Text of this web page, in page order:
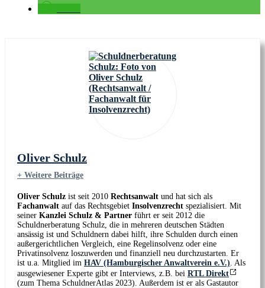
Oliver Schulz
+ Weitere Beiträge
Oliver Schulz ist seit 2010 Rechtsanwalt und hat sich als
Fachanwalt auf das Rechtsgebiet Insolvenzrecht spezialisiert. Mit
seiner Kanzlei Schulz & Partner führt er seit 2012 die
Schuldnerberatung Schulz, die in mehreren deutschen Städten
ansässig ist und Schuldnern dabei hilft, ihre Schulden durch einen
außergerichtlichen Vergleich, eine Regelinsolvenz oder eine
Privatinsolvenz loszuwerden und finanziell neu durchzustarten. Er
ist u.a. Mitglied im HAV (Hamburgischer Anwaltverein e.V.) . Als
ausgewiesener Experte gibt er Interviews, z.B. bei RTL Direkt
(zum Thema SchuldnerAtlas 2023). Außerdem ist er als Gastautor